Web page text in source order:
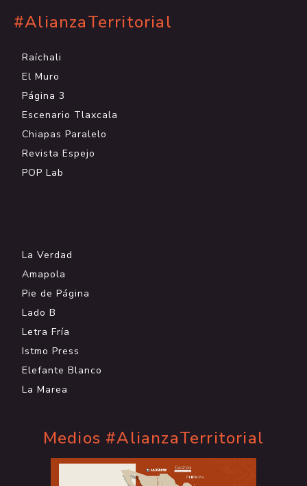
#AlianzaTerritorial
Raíchali
El Muro
Página 3
Escenario Tlaxcala
Chiapas Paralelo
Revista Espejo
POP Lab
La Verdad
Amapola
Pie de Página
Lado B
Letra Fría
Istmo Press
Elefante Blanco
La Marea
Medios #AlianzaTerritorial